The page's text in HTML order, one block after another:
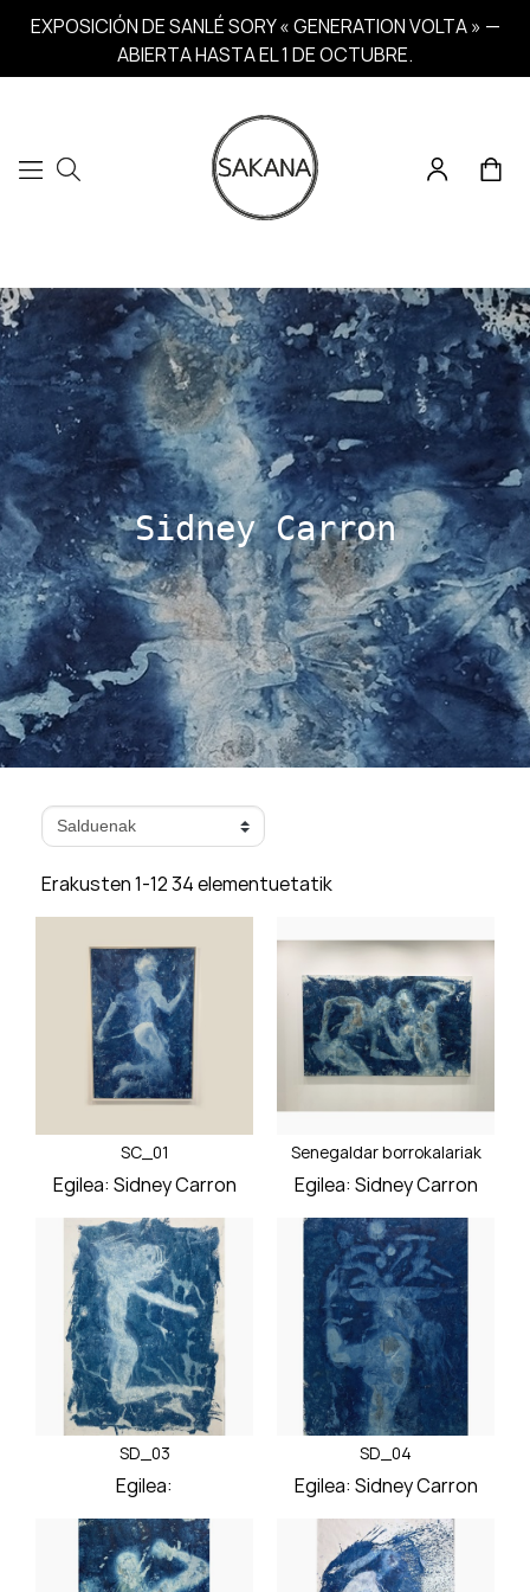
EXPOSICIÓN DE SANLÉ SORY « GENERATION VOLTA » —
ABIERTA HASTA EL 1 DE OCTUBRE.
Sidney Carron
Erakusten 1-12 34 elementuetatik
SC_01
Egilea: Sidney Carron
Prezioa
Senegaldar borrokalariak
Egilea: Sidney Carron
Prezioa
SD_03
Egilea:
Prezioa
SD_04
Egilea: Sidney Carron
Prezioa